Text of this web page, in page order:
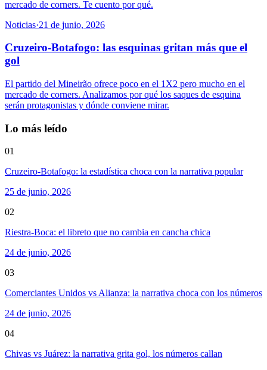
mercado de corners. Te cuento por qué.
Noticias·21 de junio, 2026
Cruzeiro-Botafogo: las esquinas gritan más que el
gol
El partido del Mineirão ofrece poco en el 1X2 pero mucho en el
mercado de corners. Analizamos por qué los saques de esquina
serán protagonistas y dónde conviene mirar.
Lo más leído
01
Cruzeiro-Botafogo: la estadística choca con la narrativa popular
25 de junio, 2026
02
Riestra-Boca: el libreto que no cambia en cancha chica
24 de junio, 2026
03
Comerciantes Unidos vs Alianza: la narrativa choca con los números
24 de junio, 2026
04
Chivas vs Juárez: la narrativa grita gol, los números callan